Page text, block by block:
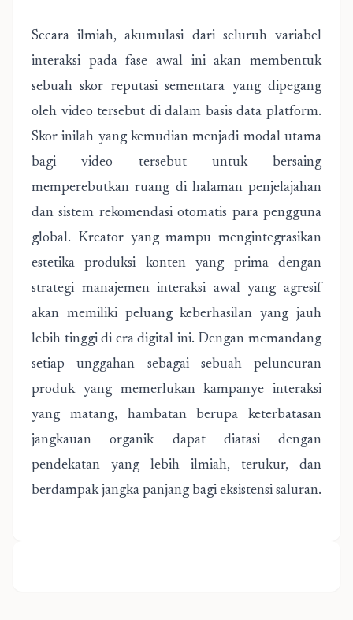
Secara ilmiah, akumulasi dari seluruh variabel
interaksi pada fase awal ini akan membentuk
sebuah skor reputasi sementara yang dipegang
oleh video tersebut di dalam basis data platform.
Skor inilah yang kemudian menjadi modal utama
bagi video tersebut untuk bersaing
memperebutkan ruang di halaman penjelajahan
dan sistem rekomendasi otomatis para pengguna
global. Kreator yang mampu mengintegrasikan
estetika produksi konten yang prima dengan
strategi manajemen interaksi awal yang agresif
akan memiliki peluang keberhasilan yang jauh
lebih tinggi di era digital ini. Dengan memandang
setiap unggahan sebagai sebuah peluncuran
produk yang memerlukan kampanye interaksi
yang matang, hambatan berupa keterbatasan
jangkauan organik dapat diatasi dengan
pendekatan yang lebih ilmiah, terukur, dan
berdampak jangka panjang bagi eksistensi saluran.